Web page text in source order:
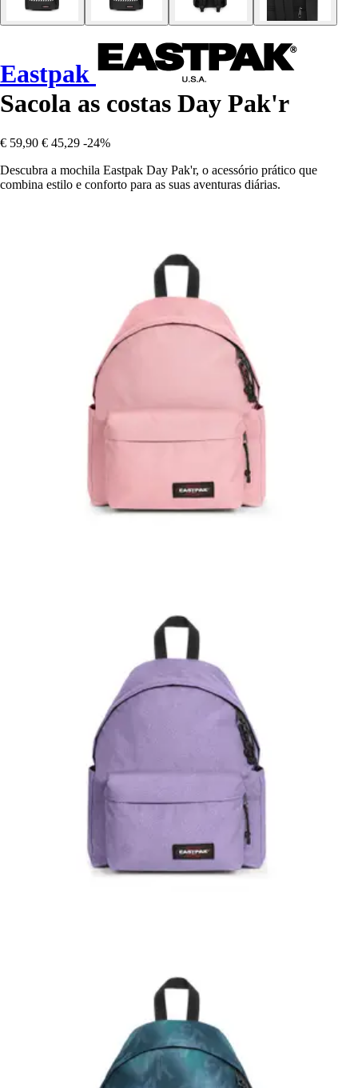
Eastpak
Sacola as costas Day Pak'r
€ 59,90 € 45,29 -24%
Descubra a mochila Eastpak Day Pak'r, o acessório prático que
combina estilo e conforto para as suas aventuras diárias.